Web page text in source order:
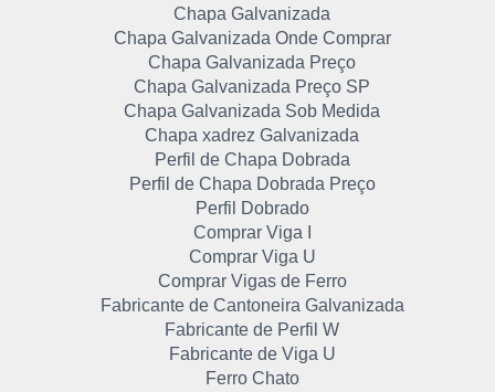
Chapa Galvanizada
Chapa Galvanizada Onde Comprar
Chapa Galvanizada Preço
Chapa Galvanizada Preço SP
Chapa Galvanizada Sob Medida
Chapa xadrez Galvanizada
Perfil de Chapa Dobrada
Perfil de Chapa Dobrada Preço
Perfil Dobrado
Comprar Viga I
Comprar Viga U
Comprar Vigas de Ferro
Fabricante de Cantoneira Galvanizada
Fabricante de Perfil W
Fabricante de Viga U
Ferro Chato